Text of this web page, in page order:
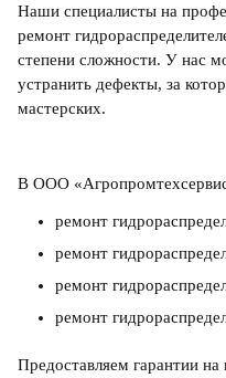
Наши специалисты на
ремонт
степени сложности. У нас
устранить дефекты, за
мастерских.
В ООО
ремонт
ремонт
ремонт
ремонт
Предоставляем гарантии